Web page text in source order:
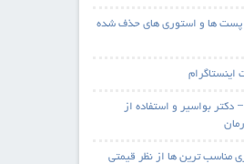
پست ها و استوری های حذف شده
اینستاگرام
بواسیر و استفاده از
مناسب ترین ها از نظر قیمتی